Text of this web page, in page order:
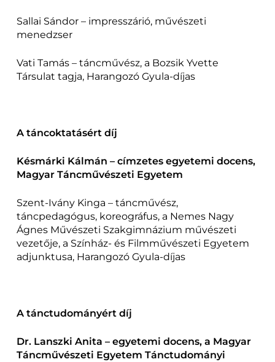
Sallai Sándor – impresszárió, művészeti
menedzser
Vati Tamás – táncművész, a Bozsik Yvette
Társulat tagja, Harangozó Gyula-díjas
A táncoktatásért díj
Késmárki Kálmán – címzetes egyetemi docens,
Magyar Táncművészeti Egyetem
Szent-Ivány Kinga – táncművész,
táncpedagógus, koreográfus, a Nemes Nagy
Ágnes Művészeti Szakgimnázium művészeti
vezetője, a Színház- és Filmművészeti Egyetem
adjunktusa, Harangozó Gyula-díjas
A tánctudományért díj
Dr. Lanszki Anita – egyetemi docens, a Magyar
Táncművészeti Egyetem Tánctudományi